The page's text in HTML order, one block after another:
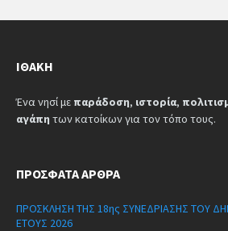
ΙΘΆΚΗ
Ένα νησί με παράδοση, ιστορία,
αγάπη των κατοίκων για τον τόπο τους.
ΠΡΌΣΦΑΤΑ ΆΡΘΡΑ
ΠΡΟΣΚΛΗΣΗ ΤΗΣ 18ης ΣΥΝΕΔΡΙΑΣΗΣ ΤΟΥ
ΕΤΟΥΣ 2026